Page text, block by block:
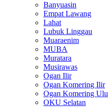
Banyuasin
Empat Lawang
Lahat
Lubuk Linggau
Muaraenim
MUBA
Muratara
Musirawas
Ogan Ilir
Ogan Komering Ilir
Ogan Komering Ulu
OKU Selatan